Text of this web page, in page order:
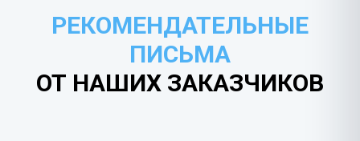
РЕКОМЕНДАТЕЛЬНЫЕ
ПИСЬМА
ОТ НАШИХ ЗАКАЗЧИКОВ